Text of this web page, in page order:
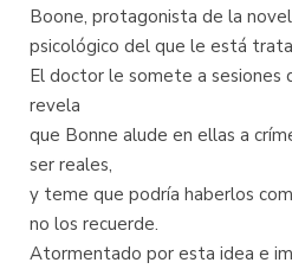
Boone, protagonista de la
psicológico del que le está
El doctor le somete a sesiones
revela
que Bonne alude en ellas a
ser reales,
y teme que podría haberlos
no los recuerde.
Atormentado por esta idea e